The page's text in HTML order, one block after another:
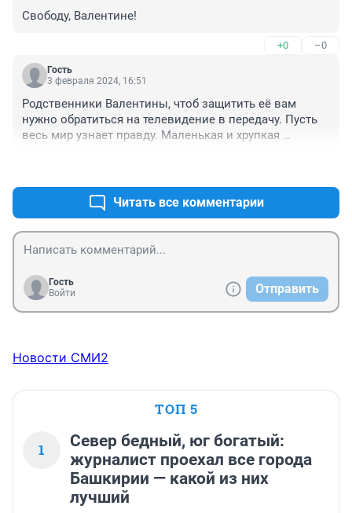
Свободу, Валентине!
+0 –0
Гость
3 февраля 2024, 16:51
Родственники Валентины, чтоб защитить её вам
нужно обратиться на телевидение в передачу. Пусть
весь мир узнает правду. Маленькая и хрупкая
Читать все комментарии
Гость
Войти
Отправить
Новости СМИ2
ТОП 5
1
Север бедный, юг богатый:
журналист проехал все города
Башкирии — какой из них
лучший